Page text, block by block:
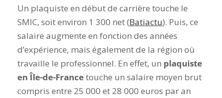
Un plaquiste en début de carrière touche le
SMIC, soitenviron 1 300 net (Batiactu). Puis, ce
salaire augmente en fonction des années
d’expérience, mais également de la région où
travaille le professionnel. En effet, un plaquiste
en Île-de-Francetouche un salaire moyen brut
compris entre 25 000 et 28 000 euros par an